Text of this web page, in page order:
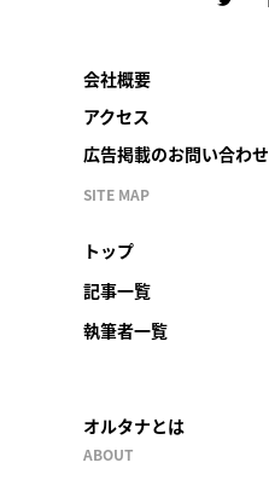
会社概要
アクセス
広告掲載のお問い合わせ
SITE MAP
トップ
記事一覧
執筆者一覧
オルタナとは
ABOUT